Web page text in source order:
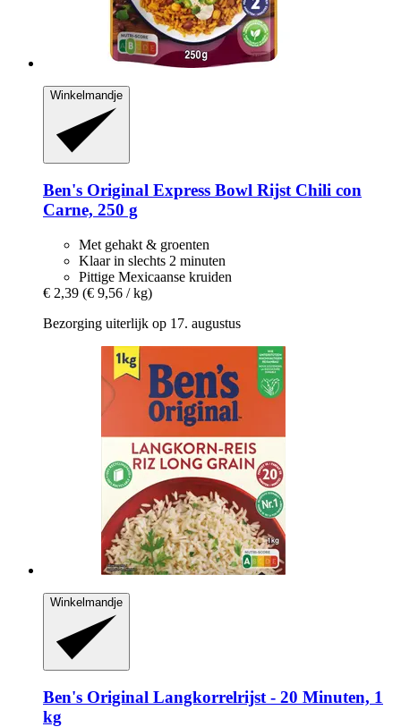
Winkelmandje
Ben's Original Express Bowl Rijst Chili con
Carne, 250 g
Met gehakt & groenten
Klaar in slechts 2 minuten
Pittige Mexicaanse kruiden
€ 2,39 (€ 9,56 / kg)
Bezorging uiterlijk op 17. augustus
Winkelmandje
Ben's Original Langkorrelrijst -​ 20 Minuten, 1
kg